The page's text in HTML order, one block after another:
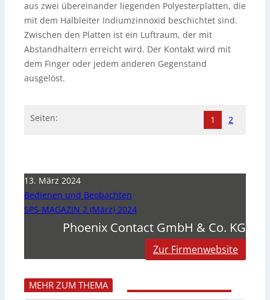
aus zwei übereinander liegenden Polyesterplatten, die
mit dem Halbleiter Indiumzinnoxid beschichtet sind.
Zwischen den Platten ist ein Luftraum, der mit
Abstandhaltern erreicht wird. Der Kontakt wird mit
dem Finger oder jedem anderen Gegenstand
ausgelöst.
Seiten: 1 2
13. März 2024
Bedienen und Beobachten
SPS-MAGAZIN 2 (März) 2024
Phoenix Contact GmbH & Co. KG
Zur Firmenwebsite
MEHR ZUM THEMA